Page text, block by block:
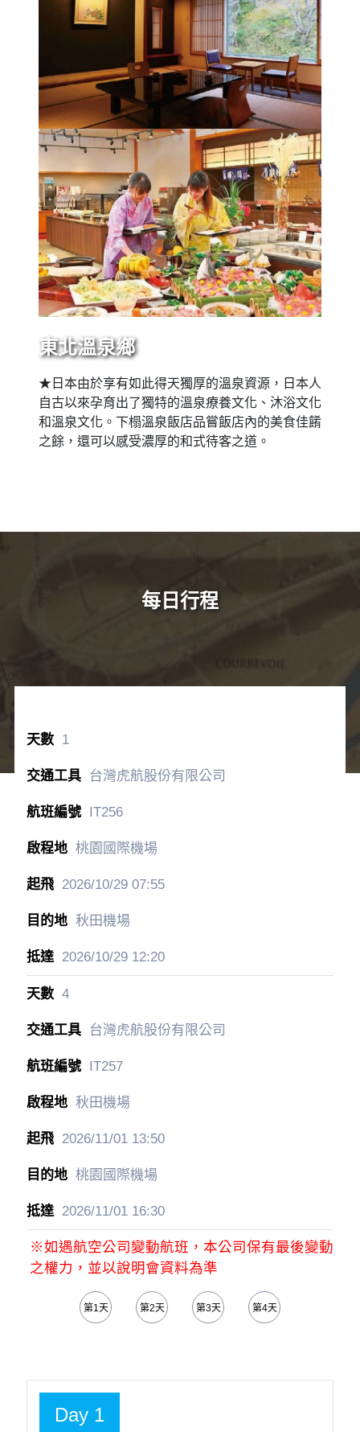
東北溫泉鄉
★日本由於享有如此得天獨厚的溫泉資源，日本人
自古以來孕育出了獨特的溫泉療養文化、沐浴文化
和溫泉文化。下榻溫泉飯店品嘗飯店內的美食佳餚
之餘，還可以感受濃厚的和式待客之道。
每日行程
1
台灣虎航股份有限公司
IT256
桃園國際機場
2026/10/2907:55
秋田機場
2026/10/2912:20
4
台灣虎航股份有限公司
IT257
秋田機場
2026/11/0113:50
桃園國際機場
2026/11/0116:30
※如遇航空公司變動航班，本公司保有最後變動
之權力，並以說明會資料為準
第1天 第2天 第3天 第4天
Day 1